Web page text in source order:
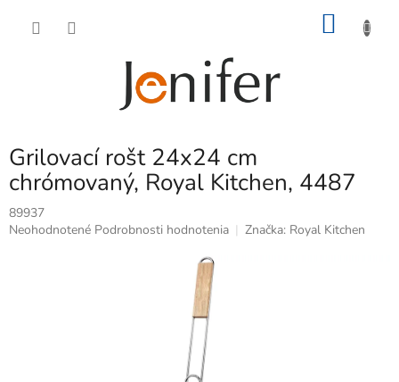
Grilovací rošt 24x24 cm
chrómovaný, Royal Kitchen, 4487
89937
Priemerné
Neohodnotené Podrobnosti hodnotenia Značka: Royal Kitchen